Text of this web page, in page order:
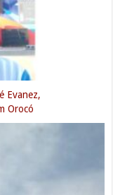
Coelho divulgará a
em coletiva